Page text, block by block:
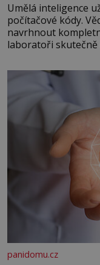
Umělá inteligence
počítačové kódy.
navrhnout
laboratoři skutečně
panidomu.cz